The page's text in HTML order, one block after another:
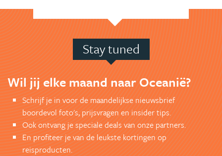
Stay tuned
Wil jij elke maand naar Oceanië?
Schrijf je in voor de maandelijkse nieuwsbrief
boordevol foto's, prijsvragen en insider tips.
Ook ontvang je speciale deals van onze partners.
En profiteer je van de leukste kortingen op
reisproducten.